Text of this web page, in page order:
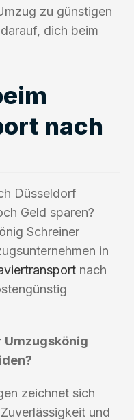
zu günstigen
dich beim
nach
Düsseldorf
Geld sparen?
Schreiner
in
nach
zeichnet sich
und